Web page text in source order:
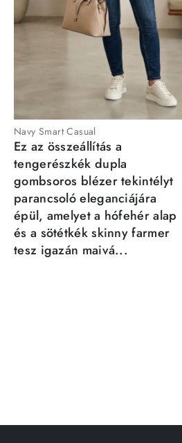
Navy Smart Casual
Ez az összeállítás a
tengerészkék dupla
gombsoros blézer tekintélyt
parancsoló eleganciájára
épül, amelyet a hófehér alap
és a sötétkék skinny farmer
tesz igazán maivá...